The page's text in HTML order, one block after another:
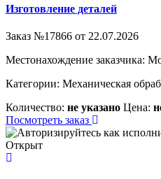
Изготовление деталей
Заказ №17866 от 22.07.2026
Местонахождение заказчика:
Категории: Механическая
Количество: не указано Цена:
Посмотреть заказ
Открыт